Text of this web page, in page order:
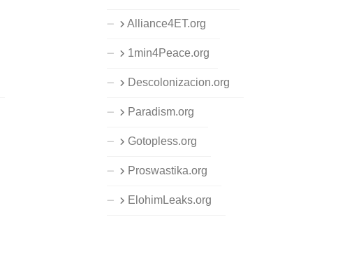
Alliance4ET.org
1min4Peace.org
Descolonizacion.org
Paradism.org
Gotopless.org
Proswastika.org
ElohimLeaks.org